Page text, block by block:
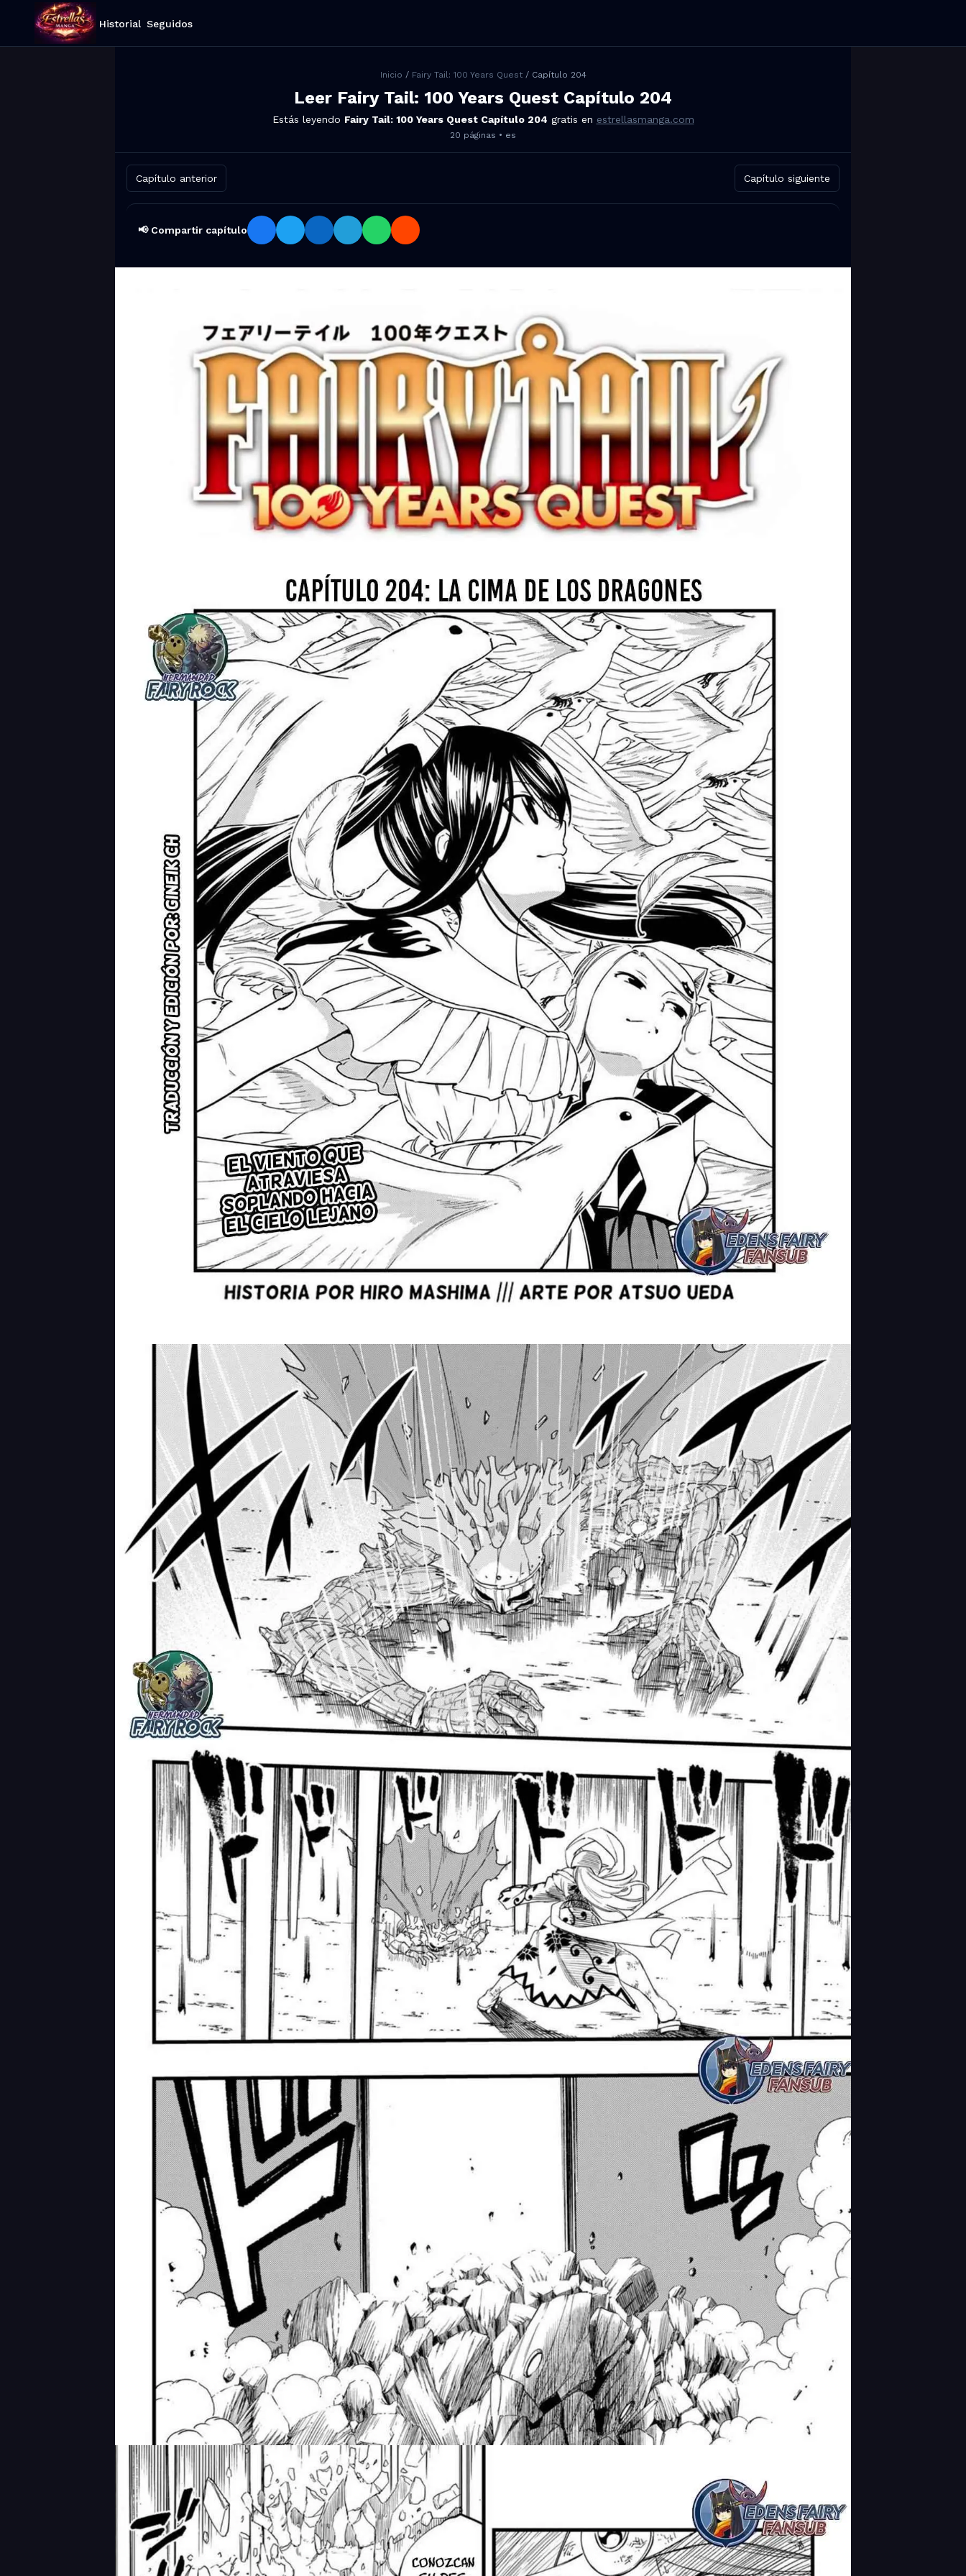
Historial Seguidos
Inicio / Fairy Tail: 100 Years Quest/ Capítulo 204
Leer Fairy Tail: 100 Years Quest Capítulo 204
Estás leyendo Fairy Tail: 100 Years QuestCapítulo 204 gratis en estrellasmanga.com
20 páginas • es
Capítulo anterior Capítulo siguiente
📢 Compartir capítulo
Compartir Fairy Tail: 100 Years Quest Capítulo 204 en Facebook, Twitter, LinkedIn, Telegram, WhatsApp y Reddit.